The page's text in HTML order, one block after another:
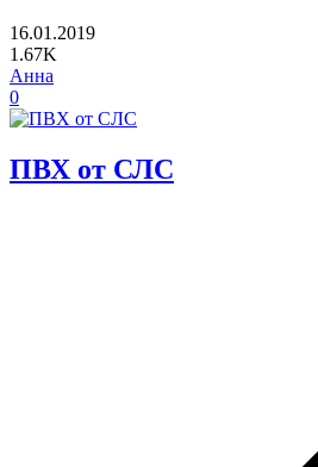
16.01.2019
1.67K
Анна
0
ПВХ от СЛС